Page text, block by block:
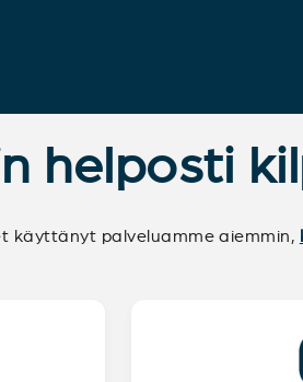
helposti
käyttänyt palveluamme aiemmin,